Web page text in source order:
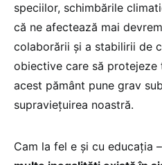
speciilor, schimbările
că ne afectează mai
colaborării și a stabilirii de
obiective care să
acest pământ pune grav
supraviețuirea noastră.
Cam la fel e și cu educația –